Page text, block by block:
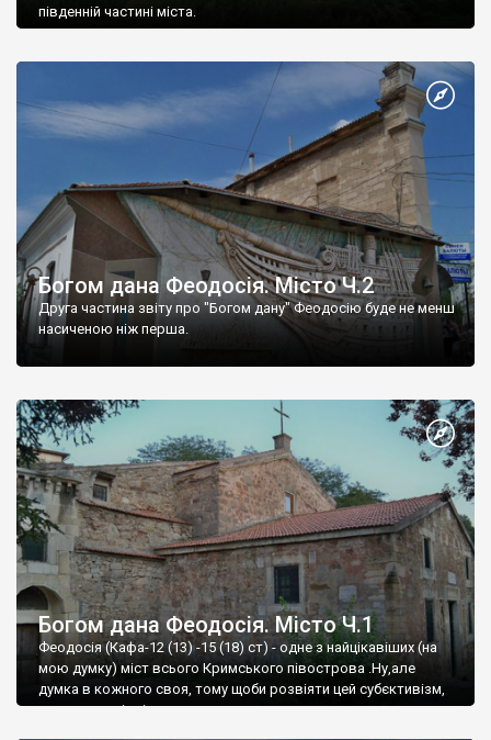
південній частині міста.
Богом дана Феодосія. Місто Ч.2
Друга частина звіту про "Богом дану" Феодосію буде не менш
насиченою ніж перша.
Богом дана Феодосія. Місто Ч.1
Феодосія (Кафа-12 (13) -15 (18) ст) - одне з найцікавіших (на
мою думку) міст всього Кримського півострова .Ну,але
думка в кожного своя, тому щоби розвіяти цей субєктивізм,
запрошую відвідати це